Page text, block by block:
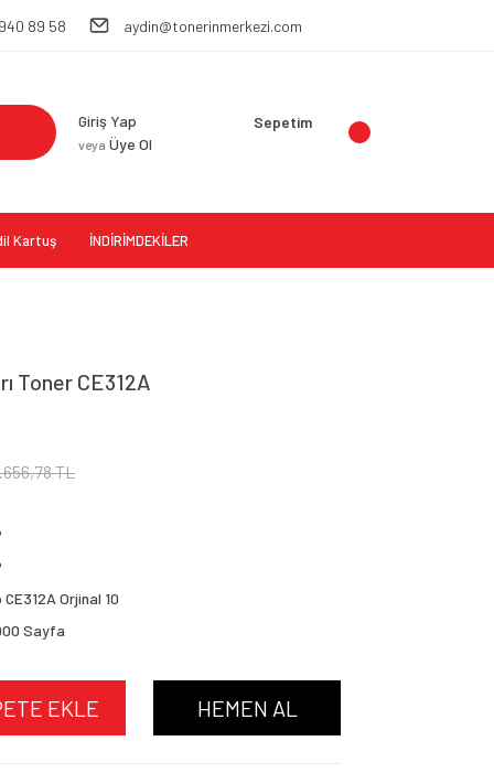
89 58 aydin@tonerinmerkezi.com
Giriş Yap
veya Üye Ol
Sepetim
Kartuş İNDİRİMDEKİLER
Toner CE312A
TL
CE312A Orjinal 10
Sayfa
EKLE HEMEN AL